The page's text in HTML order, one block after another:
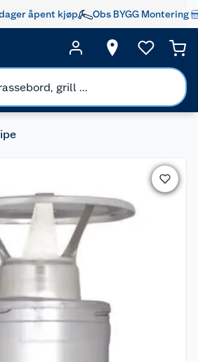
åpent kjøp Obs BYGG Montering